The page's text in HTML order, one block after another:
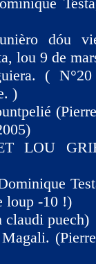
dóu
lou 9 de
(
)
LOU
loup -10 !)
claudi puech)